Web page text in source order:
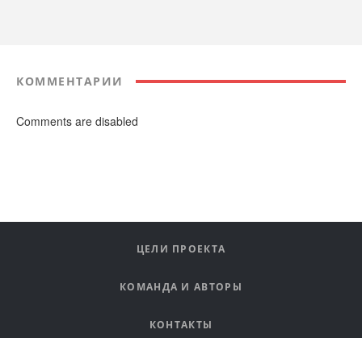
КОММЕНТАРИИ
Comments are disabled
ЦЕЛИ ПРОЕКТА
КОМАНДА И АВТОРЫ
КОНТАКТЫ